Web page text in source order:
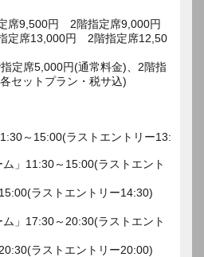
席9,500円 2階指定席9,000円
定席13,000円 2階指定席12,50
定席5,000円(通常料金)、2階指
セットプラン・税サ込)
～15:00(ラストエントリー13:
ム」11:30～15:00(ラストエント
ラストエントリー14:30)
ム」17:30～20:30(ラストエント
ラストエントリー20:00)